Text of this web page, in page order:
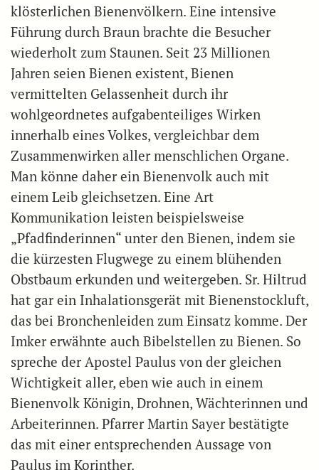
klösterlichen Bienenvölkern. Eine intensive
Führung durch Braun brachte die Besucher
wiederholt zum Staunen. Seit 23 Millionen
Jahren seien Bienen existent, Bienen
vermittelten Gelassenheit durch ihr
wohlgeordnetes aufgabenteiliges Wirken
innerhalb eines Volkes, vergleichbar dem
Zusammenwirken aller menschlichen Organe.
Man könne daher ein Bienenvolk auch mit
einem Leib gleichsetzen. Eine Art
Kommunikation leisten beispielsweise
„Pfadfinderinnen“ unter den Bienen, indem sie
die kürzesten Flugwege zu einem blühenden
Obstbaum erkunden und weitergeben. Sr. Hiltrud
hat gar ein Inhalationsgerät mit Bienenstockluft,
das bei Bronchenleiden zum Einsatz komme. Der
Imker erwähnte auch Bibelstellen zu Bienen. So
spreche der Apostel Paulus von der gleichen
Wichtigkeit aller, eben wie auch in einem
Bienenvolk Königin, Drohnen, Wächterinnen und
Arbeiterinnen. Pfarrer Martin Sayer bestätigte
das mit einer entsprechenden Aussage von
Paulus im Korinther.